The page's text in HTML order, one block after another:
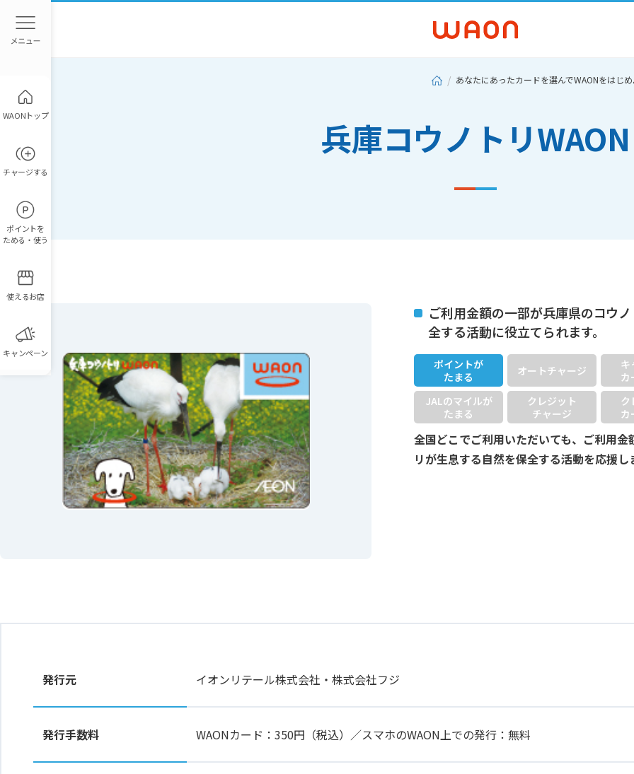
WAONトップ
チャージする
ポイントを
ためる・使う
使えるお店
キャンペーン
あなたにあったカードを選んでWAONをはじめ
兵庫コウノトリWAON
ご利用金額の一部が兵庫県のコウ
全する活動に役立てられます。
ポイントが
たまる
オートチャージ
キ
カ
JALのマイルが
たまる
クレジット
チャージ
ク
カ
全国どこでご利用いただいても、ご利用金
リが生息する自然を保全する活動を応援し
発行元 イオンリテール株式会社・株式会社フジ
発行手数料 WAONカード：350円（税込）／スマホのWAON上での発行：無料